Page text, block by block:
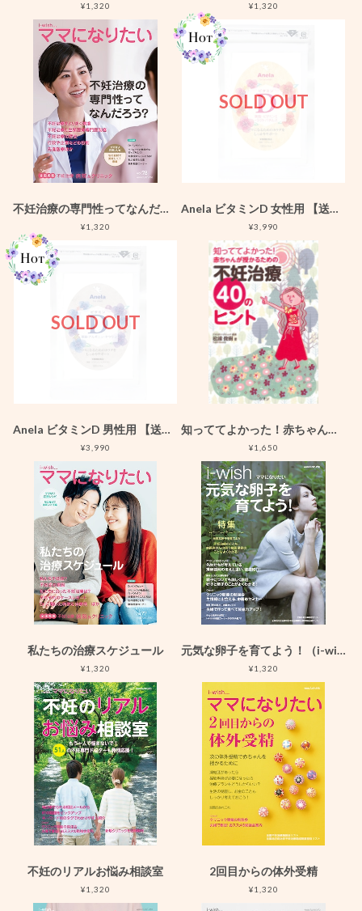
¥1,320 ¥1,320
不妊治療の専門性ってなんだろう？
¥1,320
SOLD OUT
Anela ビタミンD 女性用 【送料無料】
¥3,990
SOLD OUT
Anela ビタミンD 男性用 【送料無料】
¥3,990
知っててよかった！赤ちゃんが授かるための不妊治療40のヒント
¥1,650
私たちの治療スケジュール
¥1,320
元気な卵子を育てよう！（i-wishママになりたい ）
¥1,320
不妊のリアルお悩み相談室
¥1,320
2回目からの体外受精
¥1,320